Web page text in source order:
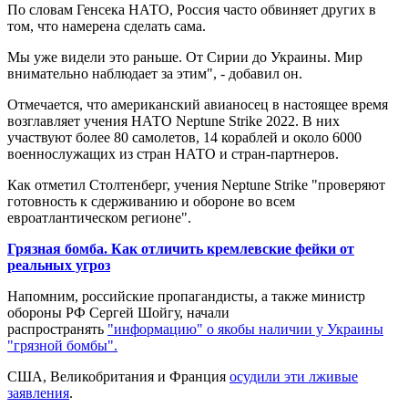
По словам Генсека НАТО, Россия часто обвиняет других в
том, что намерена сделать сама.
Мы уже видели это раньше. От Сирии до Украины. Мир
внимательно наблюдает за этим", - добавил он.
Отмечается, что американский авианосец в настоящее время
возглавляет учения НАТО Neptune Strike 2022. В них
участвуют более 80 самолетов, 14 кораблей и около 6000
военнослужащих из стран НАТО и стран-партнеров.
Как отметил Столтенберг, учения Neptune Strike "проверяют
готовность к сдерживанию и обороне во всем
евроатлантическом регионе".
Грязная бомба. Как отличить кремлевские фейки от
реальных угроз
Напомним, российские пропагандисты, а также министр
обороны РФ Сергей Шойгу, начали
распространять "информацию" о якобы наличии у Украины
"грязной бомбы".
США, Великобритания и Франция осудили эти лживые
заявления.